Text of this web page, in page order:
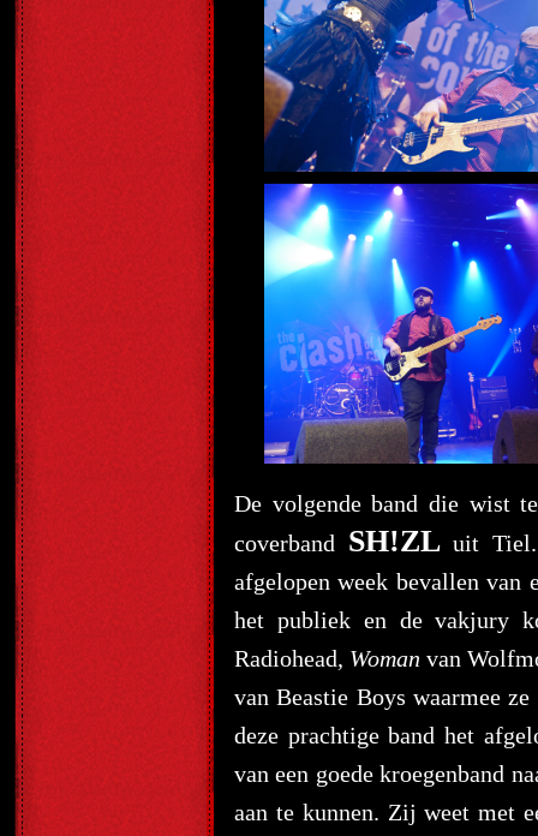
De volgende band die wist
coverband SH!ZLuit Tiel.
afgelopen week bevallen van
het publiek en de vakjury
Radiohead, Woman van
van Beastie Boys waarmee
deze prachtige band het
van een goede kroegenband
aan te kunnen. Zij weet met